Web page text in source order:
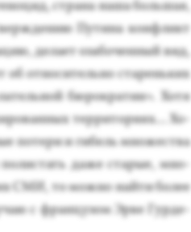
стра­на на­ша боль­шая,
Пу­тина кон­фликт
де­ла­ет оза­бочен­ный вид,
от­но­ситель­но ста­рень­ких
бю­рок­ра­тии». Хо­тя
тер­ри­тори­ях... Хо­
по­тери и ги­бель мно­жес­тва
да­же ста­рые, мно­
СМИ, то мож­но най­ти бо­лее
с фран­цу­зом Эр­ве Гур­де­